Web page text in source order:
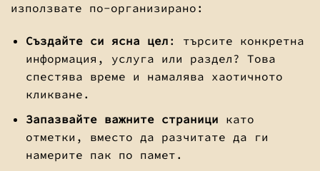
използвате по-организирано:
Създайте си ясна цел : търсите конкретна
информация, услуга или раздел? Това
спестява време и намалява хаотичното
кликване.
Запазвайте важните страници като
отметки, вместо да разчитате да ги
намерите пак по памет.